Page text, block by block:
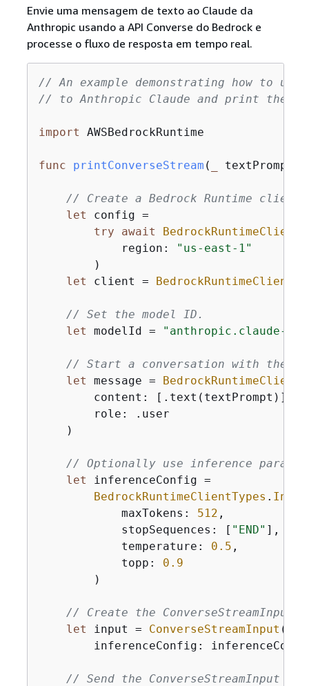
Envie uma mensagem de texto ao Claude da
Anthropic usando a API Converse do Bedrock e
processe o fluxo de resposta em tempo real.
// An example demonstrating how to
// to Anthropic Claude and print the
import AWSBedrockRuntime
func printConverseStream ( textPrompt
// Create a Bedrock Runtime client
let config =
try
await BedrockRuntimeClient
            region:
"us-east-1"
        )
let client = BedrockRuntimeClient
// Set the model ID.
let modelId = "anthropic.claude-3-
// Start a conversation with the
let message =
        content: [.text(textPrompt)],
        role: .user
    )
// Optionally use inference
let inferenceConfig =
BedrockRuntimeClientTypes .
            maxTokens:
512 ,
            stopSequences: [
"END" ],
            temperature:
0.5 ,
            topp:
0.9
        )
// Create the ConverseStreamInput
let input = ConverseStreamInput (
inferenceConfig:
// Send the ConverseStreamInput to